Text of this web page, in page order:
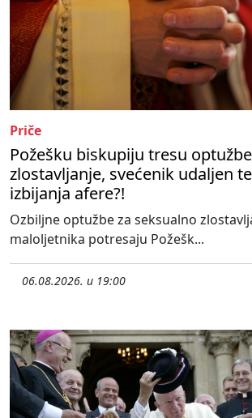
Priče
Požešku biskupiju tresu
zlostavljanje, svećenik udaljen
izbijanja afere?!
Ozbiljne optužbe za seksualno
maloljetnika potresaju Požešk...
06.08.2026. u 19:00